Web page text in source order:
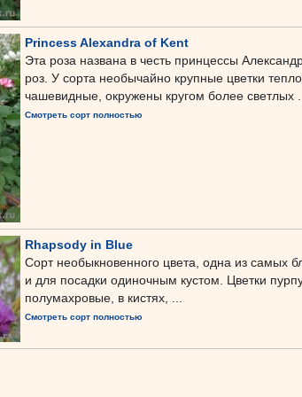
Princess Alexandra of Kent
Эта роза названа в честь принцессы
роз. У сорта необычайно крупные цветки
чашевидные, окружены кругом более светлых
Смотреть сорт полностью
Rhapsody in Blue
Сорт необыкновенного цвета, одна из самых
и для посадки одиночным кустом. Цветки
полумахровые, в кистях, ...
Смотреть сорт полностью